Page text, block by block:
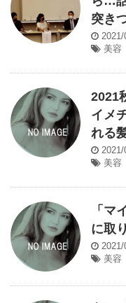
突き
美容
2021
イメ
れる
美容
「マ
に取
美容